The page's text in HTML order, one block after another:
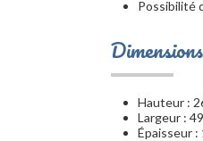
Possibilité
Dimensions
Hauteur :
Largeur :
Épaisseur :